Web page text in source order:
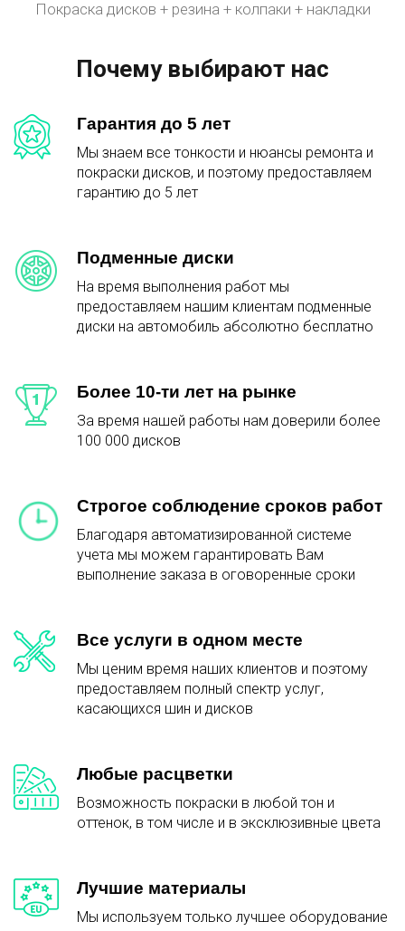
Покраска дисков + резина + колпаки + накладки
Почему выбирают нас
Гарантия до 5 лет
Мы знаем все тонкости и нюансы ремонта и
покраски дисков, и поэтому предоставляем
гарантию до 5 лет
Подменные диски
На время выполнения работ мы
предоставляем нашим клиентам подменные
диски на автомобиль абсолютно бесплатно
Более 10-ти лет на рынке
За время нашей работы нам доверили более
100 000 дисков
Строгое соблюдение сроков работ
Благодаря автоматизированной системе
учета мы можем гарантировать Вам
выполнение заказа в оговоренные сроки
Все услуги в одном месте
Мы ценим время наших клиентов и поэтому
предоставляем полный спектр услуг,
касающихся шин и дисков
Любые расцветки
Возможность покраски в любой тон и
оттенок, в том числе и в эксклюзивные цвета
Лучшие материалы
Мы используем только лучшее оборудование